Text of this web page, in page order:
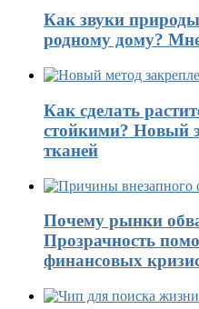
Как звуки
родному дому?
Как сделать
стойкими? Новый
тканей
Почему рынки
Прозрачность
финансовых